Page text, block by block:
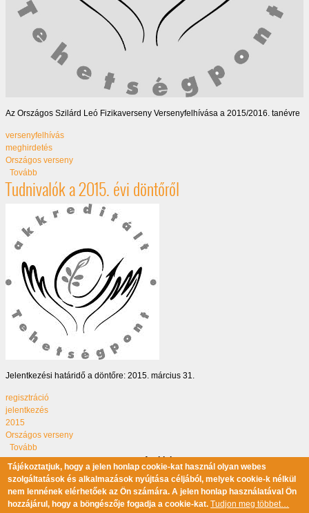
Az Országos Szilárd Leó Fizikaverseny Versenyfelhívása a 2015/2016. tanévre
versenyfelhívás
meghirdetés
Országos verseny
Tovább(Verseny meghirdetése)
Tudnivalók a 2015. évi döntőről
Jelentkezési határidő a döntőre: 2015. március 31.
regisztráció
jelentkezés
2015
Országos verseny
Tovább(Tudnivalók a 2015. évi döntőről)
Oldalszámozás 1. oldal Következő oldal
››
Tájékoztatjuk, hogy a jelen honlap cookie-kat használ olyan webes
szolgáltatások és alkalmazások nyújtása céljából, melyek cookie-k nélkül
nem lennének elérhetőek az Ön számára. A jelen honlap használatával Ön
hozzájárul, hogy a böngészője fogadja a cookie-kat. Tudjon meg többet…